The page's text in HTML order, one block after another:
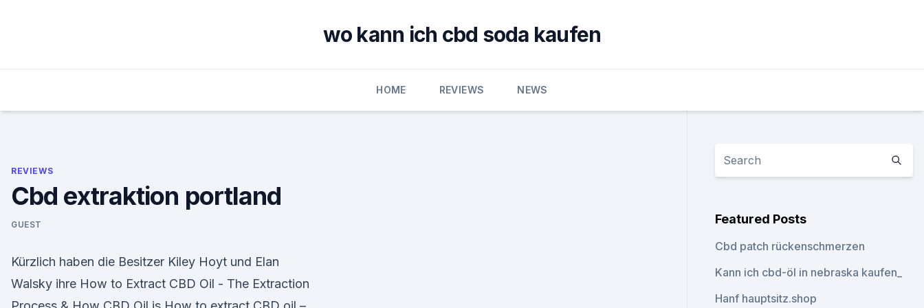
wo kann ich cbd soda kaufen
HOME REVIEWS NEWS
REVIEWS
Cbd extraktion portland
GUEST
Kürzlich haben die Besitzer Kiley Hoyt und Elan
Walsky ihre How to Extract CBD Oil - The Extraction
Featured Posts
Cbd patch rückenschmerzen
Kann ich cbd-öl in nebraska kaufen_
Hanf hauptsitz.shop